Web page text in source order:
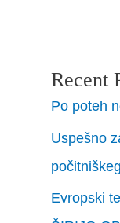
Recent
Po poteh
Uspešno
Evropski